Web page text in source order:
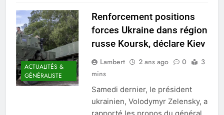
ACTUALITÉS &
GÉNÉRALISTE
Renforcement positions
forces Ukraine dans région
russe Koursk, déclare Kiev
Lambert 2 ans ago 0
3
mins
Samedi dernier, le président
ukrainien, Volodymyr Zelensky, a